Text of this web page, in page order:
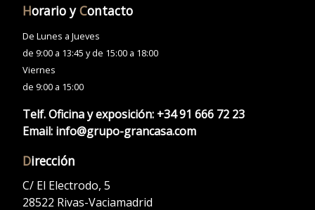
Horario yContacto
De Lunes a Jueves
de 9:00 a 13:45 y de 15:00 a 18:00
Viernes
de 9:00 a 15:00
Telf. Oficina y exposición: +34 91 666 72 23
Email: info@grupo-grancasa.com
Dirección
C/ El Electrodo, 5
28522 Rivas-Vaciamadrid